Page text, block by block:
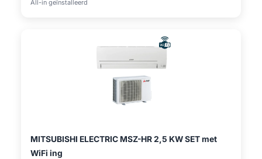
All-in geïnstalleerd
MITSUBISHI ELECTRIC MSZ-HR 2,5 KW SET met
WiFi ing